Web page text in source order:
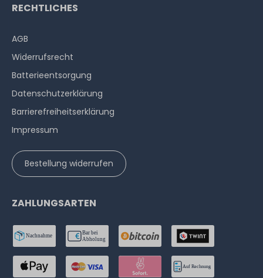
RECHTLICHES
AGB
Widerrufs­recht
Batterieentsorgung
Datenschutzerklärung
Barrierefreiheitserklärung
Impressum
Bestellung widerrufen
ZAHLUNGSARTEN